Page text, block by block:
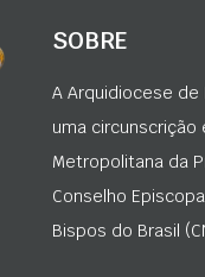
SOBRE
A Arquidiocese de
uma circunscrição
Metropolitana da
Conselho
Bispos do Brasil